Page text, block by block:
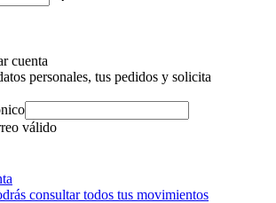
cuenta
personales, tus pedidos y solicita
válido
consultar todos tus movimientos